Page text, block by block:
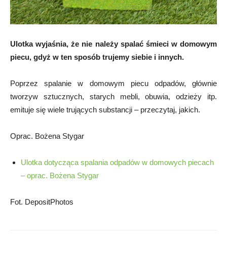
Ulotka wyjaśnia, że nie należy spalać śmieci w domowym
piecu, gdyż w ten sposób trujemy siebie i innych.
Poprzez spalanie w domowym piecu odpadów, głównie
tworzyw sztucznych, starych mebli, obuwia, odzieży itp.
emituje się wiele trujących substancji – przeczytaj, jakich.
Oprac. Bożena Stygar
Ulotka dotycząca spalania odpadów w domowych piecach
– oprac. Bożena Stygar
Fot. DepositPhotos